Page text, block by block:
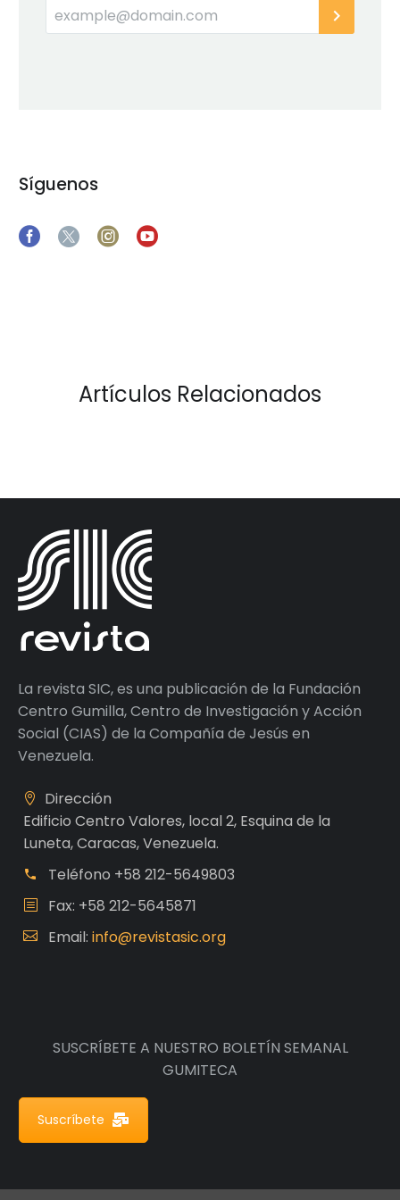
Síguenos
Artículos Relacionados
La revista SIC, es una publicación de la Fundación
Centro Gumilla, Centro de Investigación y Acción
Social (CIAS) de la Compañía de Jesús en
Venezuela.
Dirección
Edificio Centro Valores, local 2, Esquina de la
Luneta, Caracas, Venezuela.
Teléfono +58 212-5649803
Fax: +58 212-5645871
Email: info@revistasic.org
SUSCRÍBETE A NUESTRO BOLETÍN SEMANAL
GUMITECA
Suscríbete